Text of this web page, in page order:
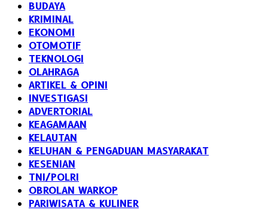
BUDAYA
KRIMINAL
EKONOMI
OTOMOTIF
TEKNOLOGI
OLAHRAGA
ARTIKEL & OPINI
INVESTIGASI
ADVERTORIAL
KEAGAMAAN
KELAUTAN
KELUHAN & PENGADUAN MASYARAKAT
KESENIAN
TNI/POLRI
OBROLAN WARKOP
PARIWISATA & KULINER